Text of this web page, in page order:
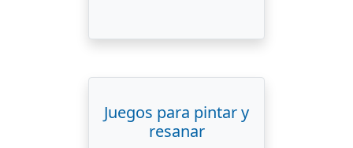
Juegos para pintar y
resanar